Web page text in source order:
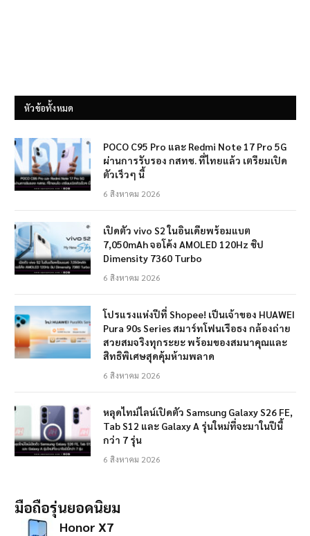
หัวข้อทั้งหมด
POCO C95 Pro และ Redmi Note 17 Pro 5G
ผ่านการรับรอง กสทช. ที่ไทยแล้ว เตรียมเปิด
ตัวเร็วๆ นี้
6 สิงหาคม 2026
เปิดตัว vivo S2 ในอินเดียพร้อมแบต
7,050mAh จอโค้ง AMOLED 120Hz ชิป
Dimensity 7360 Turbo
6 สิงหาคม 2026
โปรแรงแห่งปีที่ Shopee! เป็นเจ้าของ HUAWEI
Pura 90s Series สมาร์ทโฟนเรือธง กล้องถ่าย
สวยสมจริงทุกระยะ พร้อมของสมนาคุณและ
สิทธิพิเศษสุดคุ้มห้ามพลาด
6 สิงหาคม 2026
หลุดไทม์ไลน์เปิดตัว Samsung Galaxy S26 FE,
Tab S12 และ Galaxy A รุ่นใหม่ที่จะมาในปีนี้
กว่า 7 รุ่น
6 สิงหาคม 2026
มือถือรุ่นยอดนิยม
Honor X7